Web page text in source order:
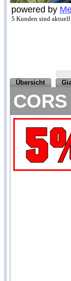
powered by
5 Kunden sind
Übersicht